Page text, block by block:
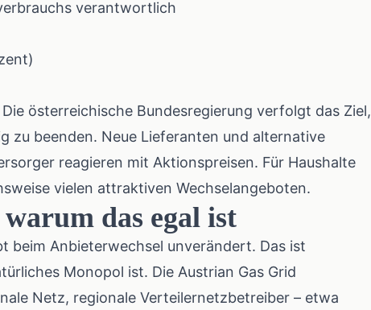
verantwortlich
österreichische Bundesregierung verfolgt das Ziel,
zu beenden. Neue Lieferanten und alternative
reagieren mit Aktionspreisen. Für Haushalte
vielen attraktiven Wechselangeboten.
das egal ist
beim Anbieterwechsel unverändert. Das ist
Monopol ist. Die Austrian Gas Grid
Netz, regionale Verteilernetzbetreiber – etwa